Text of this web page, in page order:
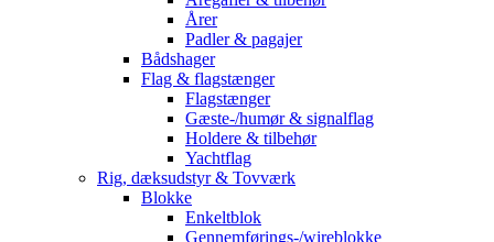
Årer
Padler & pagajer
Bådshager
Flag & flagstænger
Flagstænger
Gæste-/humør & signalflag
Holdere & tilbehør
Yachtflag
Rig, dæksudstyr & Tovværk
Blokke
Enkeltblok
Gennemførings-/wireblokke